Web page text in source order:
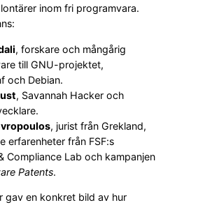
inom fri programvara.
, forskare och mångårig
till GNU-projektet,
och Debian.
, Savannah Hacker och
, jurist från Grekland,
erfarenheter från FSF:s
Compliance Lab och kampanjen
Patents.
gav en konkret bild av hur